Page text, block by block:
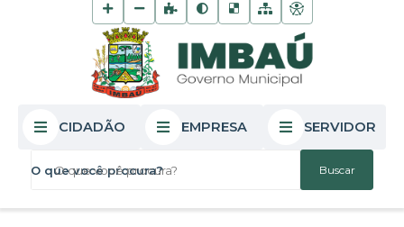
O que você procura?
CIDADÃO EMPRESA SERVIDOR